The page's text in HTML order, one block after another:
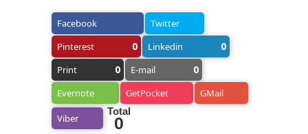
Facebook
Twitter
Pinterest
0 Linkedin 0
Print 0 E-mail 0
Evernote GetPocket GMail
Viber
Total
0